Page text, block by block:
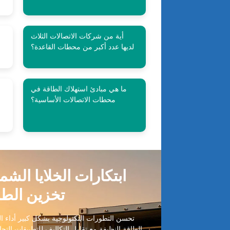
أية من شركات الاتصالات الثلاث
لديها عدد أكبر من محطات القاعدة؟
ما هي مبادئ استهلاك الطاقة في
محطات الاتصالات الأساسية؟
ابتكارات الخلايا
تخزين
تحسن التطورات التكنولوجية بشكل كبير أداء